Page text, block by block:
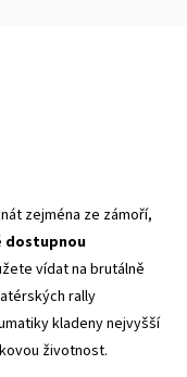
zejména ze zámoří,
dostupnou
vídat na brutálně
rally
kladeny nejvyšší
životnost.